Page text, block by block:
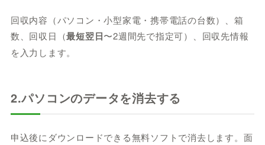
回収内容（パソコン・小型家電・携帯電話の台数）、箱
数、回収日（最短翌日〜2週間先で指定可）、回収先情報
を入力します。
2.パソコンのデータを消去する
申込後にダウンロードできる無料ソフトで消去します。面